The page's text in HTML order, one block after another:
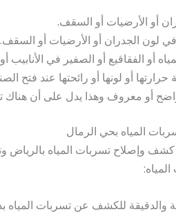
أو الأرضيات أو السقف.
لون الجدران أو الأرضيات أو السقف.
الفقاقيع أو الصفير في الأنابيب أو
أو لونها أو رائحتها عند فتح
أو معروف وهذا يدل على أن هناك
المياه بحي الرمال
تسربات المياه بالرياض
والدقيقة للكشف عن تسربات المياه